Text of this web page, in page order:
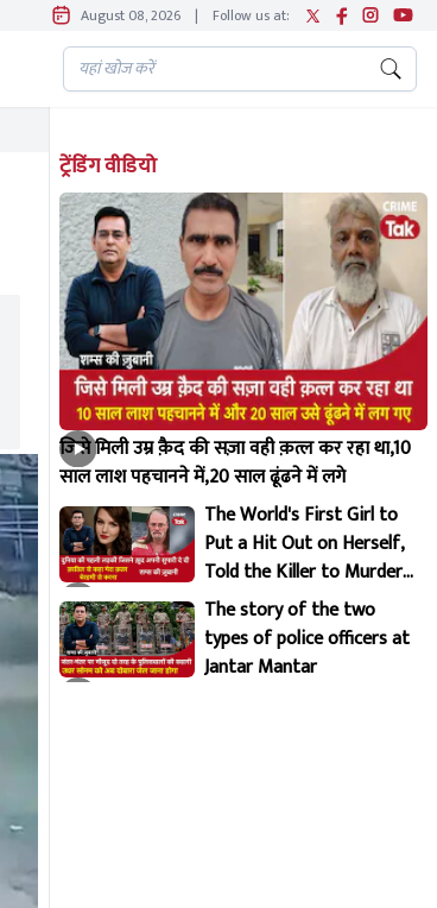
August 08, 2026 | Follow us at:
ट्रेंडिंग वीडियो
जिसे मिली उम्र क़ैद की सज़ा वही क़त्ल कर रहा था,10
साल लाश पहचानने में,20 साल ढूंढने में लगे
The World's First Girl to
Put a Hit Out on Herself,
Told the Killer to Murder
Her Brutally
The story of the two
types of police officers at
Jantar Mantar